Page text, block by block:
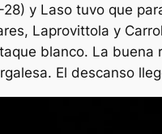
y Laso tuvo que
Laprovittola y
blanco. La
El descanso